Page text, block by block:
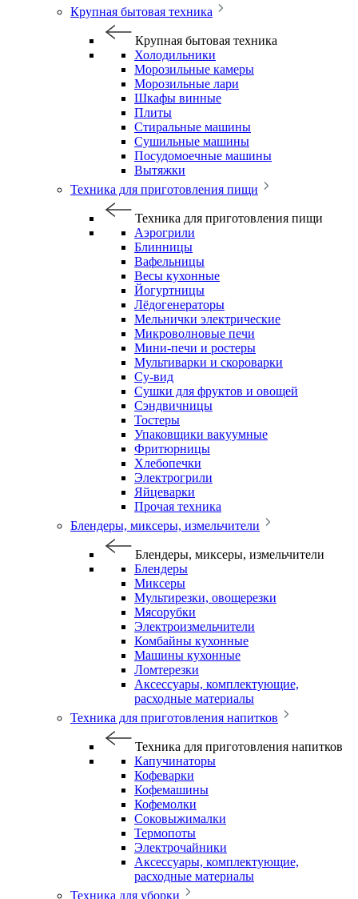
Крупная бытовая техника
Крупная бытовая техника
Холодильники
Морозильные камеры
Морозильные лари
Шкафы винные
Плиты
Стиральные машины
Сушильные машины
Посудомоечные машины
Вытяжки
Техника для приготовления пищи
Техника для приготовления пищи
Аэрогрили
Блинницы
Вафельницы
Весы кухонные
Йогуртницы
Лёдогенераторы
Мельнички электрические
Микроволновые печи
Мини-печи и ростеры
Мультиварки и скороварки
Су-вид
Сушки для фруктов и овощей
Сэндвичницы
Тостеры
Упаковщики вакуумные
Фритюрницы
Хлебопечки
Электрогрили
Яйцеварки
Прочая техника
Блендеры, миксеры, измельчители
Блендеры, миксеры, измельчители
Блендеры
Миксеры
Мультирезки, овощерезки
Мясорубки
Электроизмельчители
Комбайны кухонные
Машины кухонные
Ломтерезки
Аксессуары, комплектующие,
расходные материалы
Техника для приготовления напитков
Техника для приготовления напитков
Капучинаторы
Кофеварки
Кофемашины
Кофемолки
Соковыжималки
Термопоты
Электрочайники
Аксессуары, комплектующие,
расходные материалы
Техника для уборки